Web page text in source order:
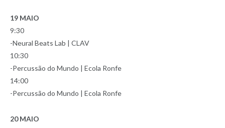
19 MAIO
9:30
-Neural Beats Lab | CLAV
10:30
-Percussão do Mundo | Ecola Ronfe
14:00
-Percussão do Mundo | Ecola Ronfe
20 MAIO